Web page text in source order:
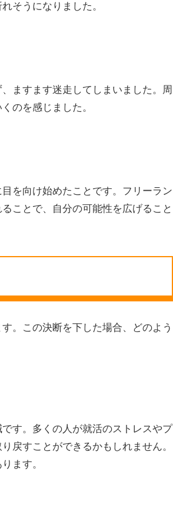
そうになりました。
ますます迷走してしまいました。周
のを感じました。
を向け始めたことです。フリーラン
ことで、自分の可能性を広げること
。この決断を下した場合、どのよう
す。多くの人が就活のストレスやプ
戻すことができるかもしれません。
ます。